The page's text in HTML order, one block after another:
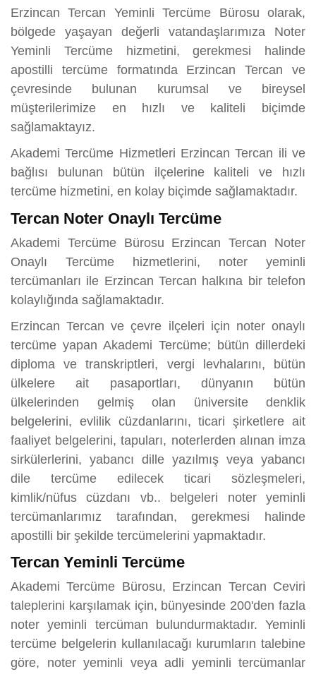
Erzincan Tercan Yeminli Tercüme Bürosu olarak,
bölgede yaşayan değerli vatandaşlarımıza Noter
Yeminli Tercüme hizmetini, gerekmesi halinde
apostilli tercüme formatında Erzincan Tercan ve
çevresinde bulunan kurumsal ve bireysel
müşterilerimize en hızlı ve kaliteli biçimde
sağlamaktayız.
Akademi Tercüme Hizmetleri Erzincan Tercan ili ve
bağlısı bulunan bütün ilçelerine kaliteli ve hızlı
tercüme hizmetini, en kolay biçimde sağlamaktadır.
Tercan Noter Onaylı Tercüme
Akademi Tercüme Bürosu Erzincan Tercan Noter
Onaylı Tercüme hizmetlerini, noter yeminli
tercümanları ile Erzincan Tercan halkına bir telefon
kolaylığında sağlamaktadır.
Erzincan Tercan ve çevre ilçeleri için noter onaylı
tercüme yapan Akademi Tercüme; bütün dillerdeki
diploma ve transkriptleri, vergi levhalarını, bütün
ülkelere ait pasaportları, dünyanın bütün
ülkelerinden gelmiş olan üniversite denklik
belgelerini, evlilik cüzdanlarını, ticari şirketlere ait
faaliyet belgelerini, tapuları, noterlerden alınan imza
sirkülerlerini, yabancı dille yazılmış veya yabancı
dile tercüme edilecek ticari sözleşmeleri,
kimlik/nüfus cüzdanı vb.. belgeleri noter yeminli
tercümanlarımız tarafından, gerekmesi halinde
apostilli bir şekilde tercümelerini yapmaktadır.
Tercan Yeminli Tercüme
Akademi Tercüme Bürosu, Erzincan Tercan Ceviri
taleplerini karşılamak için, bünyesinde 200'den fazla
noter yeminli tercüman bulundurmaktadır. Yeminli
tercüme belgelerin kullanılacağı kurumların talebine
göre, noter yeminli veya adli yeminli tercümanlar